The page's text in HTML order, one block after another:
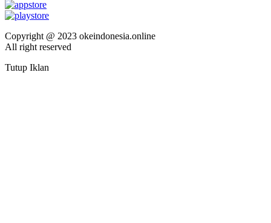
Copyright @ 2023 okeindonesia.online
All right reserved
Tutup Iklan